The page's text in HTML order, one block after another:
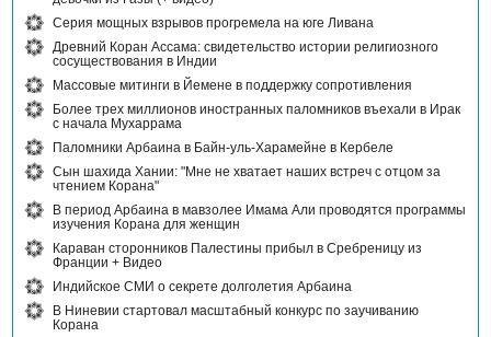
Серия мощных взрывов прогремела на юге Ливана
Древний Коран Ассама: свидетельство истории религиозного
сосуществования в Индии
Массовые митинги в Йемене в поддержку сопротивления
Более трех миллионов иностранных паломников въехали в Ирак
с начала Мухаррама
Паломники Арбаина в Байн-уль-Харамейне в Кербеле
Сын шахида Хании: "Мне не хватает наших встреч с отцом за
чтением Корана"
В период Арбаина в мавзолее Имама Али проводятся программы
изучения Корана для женщин
Караван сторонников Палестины прибыл в Сребреницу из
Франции + Видео
Индийское СМИ о секрете долголетия Арбаина
В Ниневии стартовал масштабный конкурс по заучиванию
Корана